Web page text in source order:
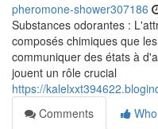
pheromone-shower307186
Substances odorantes :
composés chimiques que
communiquer des états à
jouent un rôle crucial
https://
Comments